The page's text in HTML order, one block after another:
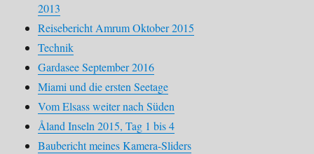
2013
Reisebericht Amrum Oktober 2015
Technik
Gardasee September 2016
Miami und die ersten Seetage
Vom Elsass weiter nach Süden
Åland Inseln 2015, Tag 1 bis 4
Baubericht meines Kamera-Sliders